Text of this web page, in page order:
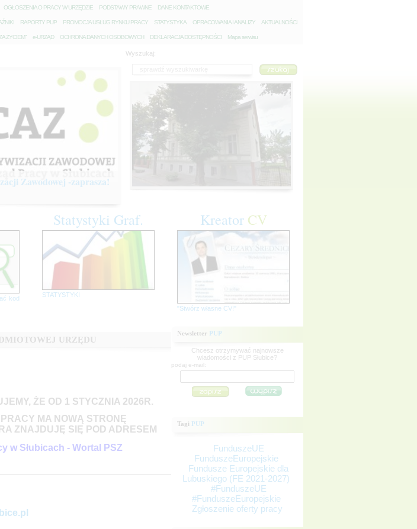
OGŁOSZENIA O PRACY W URZĘDZIE PODSTAWY PRAWNE DANE KONTAKTOWE
RAPORTY PUP PROMOCJA USŁUG RYNKU PRACY STATYSTYKA OPRACOWANIA I ANALIZY AKTUALNOŚCI
ŻYCIEM" e-URZĄD OCHRONA DANYCH OSOBOWYCH DEKLARACJA DOSTĘPNOŚCI Mapa serwisu
Wyszukaj:
Zawodowej -zaprasza!
kod
Statystyki Graf.
STATYSTYKI
Kreator CV
"Stwórz własne CV!"
URZĘDU
ŻE OD 1 STYCZNIA 2026R.
MA NOWĄ STRONĘ
ZNAJDUJĘ SIĘ POD ADRESEM
w Słubicach - Wortal PSZ
Newsletter PUP
Chcesz otrzymywać najnowsze
wiadomości z PUP Słubice?
podaj e-mail:
Tagi PUP
FunduszeUE
FunduszeEuropejskie
Fundusze Europejskie dla
Lubuskiego (FE 2021-2027)
#FunduszeUE
#FunduszeEuropejskie
Zgłoszenie oferty pracy